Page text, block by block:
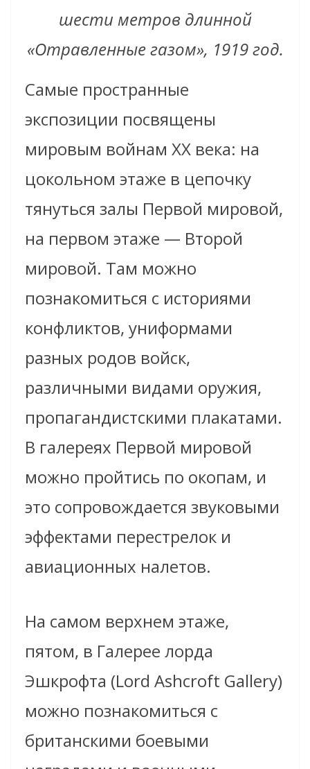
шести метров длинной
«Отравленные газом», 1919 год.
Самые пространные
экспозиции посвящены
мировым войнам XX века: на
цокольном этаже в цепочку
тянуться залы Первой мировой,
на первом этаже — Второй
мировой. Там можно
познакомиться с историями
конфликтов, униформами
разных родов войск,
различными видами оружия,
пропагандистскими плакатами.
В галереях Первой мировой
можно пройтись по окопам, и
это сопровождается звуковыми
эффектами перестрелок и
авиационных налетов.
На самом верхнем этаже,
пятом, в Галерее лорда
Эшкрофта (Lord Ashcroft Gallery)
можно познакомиться с
британскими боевыми